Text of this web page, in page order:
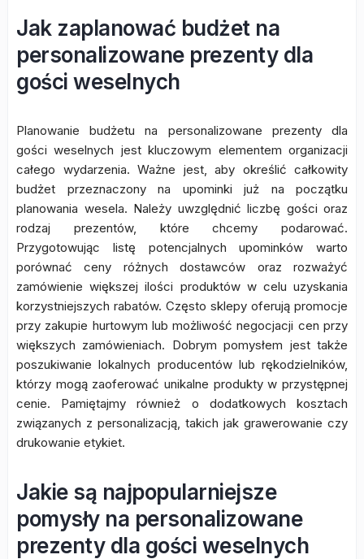
Jak zaplanować budżet na
personalizowane prezenty dla
gości weselnych
Planowanie budżetu na personalizowane prezenty dla
gości weselnych jest kluczowym elementem organizacji
całego wydarzenia. Ważne jest, aby określić całkowity
budżet przeznaczony na upominki już na początku
planowania wesela. Należy uwzględnić liczbę gości oraz
rodzaj prezentów, które chcemy podarować.
Przygotowując listę potencjalnych upominków warto
porównać ceny różnych dostawców oraz rozważyć
zamówienie większej ilości produktów w celu uzyskania
korzystniejszych rabatów. Często sklepy oferują promocje
przy zakupie hurtowym lub możliwość negocjacji cen przy
większych zamówieniach. Dobrym pomysłem jest także
poszukiwanie lokalnych producentów lub rękodzielników,
którzy mogą zaoferować unikalne produkty w przystępnej
cenie. Pamiętajmy również o dodatkowych kosztach
związanych z personalizacją, takich jak grawerowanie czy
drukowanie etykiet.
Jakie są najpopularniejsze
pomysły na personalizowane
prezenty dla gości weselnych